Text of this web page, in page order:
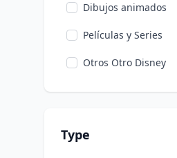
Dibujos animados
Películas y Series
Otros Otro Disney
Type